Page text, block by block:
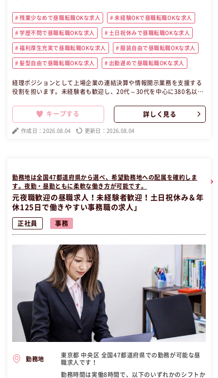
残業少なめで昼職転職OKな求人 未経験OKで昼職転職OKな求人
学歴不問で昼職転職OKな求人 土日祝休みで昼職転職OKな求人
福利厚生充実で昼職転職OKな求人 服装自由で昼職転職OKな求人
髪型自由で昼職転職OKな求人 出勤遅めで昼職転職OKな求人
経理ポジションとして上場企業の連結決算や情報開示業務を支援する
役割を担います。未経験者も歓迎し、20代～30代を中心に380名以上
る環境が整っています。年間休日124日で、ワークライフバランスも
大切にしながら、経理のスペシャリストを目指せるチャンスがありま
す。元夜職で昼職未経験でも大丈夫です！ この昼職求人は東京都品川
区正社員事務の昼職へ転職したい方の求人です。
キープする 詳しく見る
作成日：2026.08.04 更新日：2026.08.04
勤務地は全国47都道府県から選べ、希望勤務地への配属を確約しま
す。夜勤・昼勤ともに柔軟な働き方が可能です。
元夜職歓迎の昼職求人！未経験者歓迎！土日祝休み＆年
休125日で働きやすい事務職の求人」
正社員 事務
勤務地
東京都 中央区 全国47都道府県での勤務が可能な昼
職求人です！
勤務時間は実働8時間で、以下のいずれかのシフトか